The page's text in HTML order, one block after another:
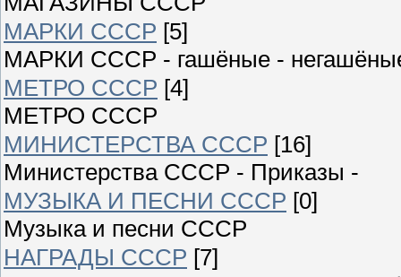
МАРКИ СССР [5]
МАРКИ СССР - гашёные -
МЕТРО СССР [4]
МЕТРО СССР
МИНИСТЕРСТВА СССР [16]
Министерства СССР - Приказы -
МУЗЫКА И ПЕСНИ СССР [0]
Музыка и песни СССР
НАГРАДЫ СССР [7]